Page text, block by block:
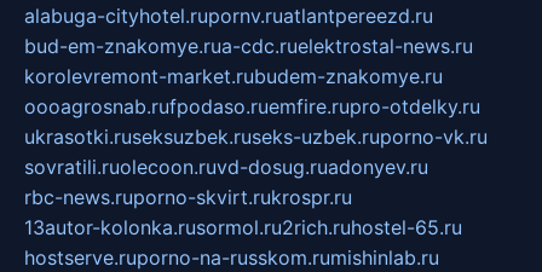
alabuga-cityhotel.rupornv.ruatlantpereezd.ru
bud-em-znakomye.rua-cdc.ruelektrostal-news.ru
korolevremont-market.rubudem-znakomye.ru
oooagrosnab.rufpodaso.ruemfire.rupro-otdelky.ru
ukrasotki.ruseksuzbek.ruseks-uzbek.ruporno-vk.ru
sovratili.ruolecoon.ruvd-dosug.ruadonyev.ru
rbc-news.ruporno-skvirt.rukrospr.ru
13autor-kolonka.rusormol.ru2rich.ruhostel-65.ru
hostserve.ruporno-na-russkom.rumishinlab.ru